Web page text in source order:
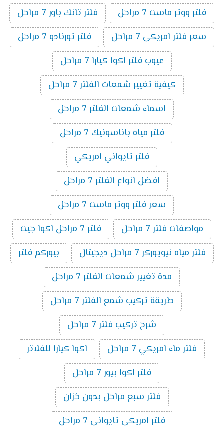
فلتر ووتر ماست 7 مراحل
فلتر تانك باور 7 مراحل
سعر فلتر امريكى 7 مراحل
فلتر تورنادو 7 مراحل
عيوب فلتر اكوا كيارا 7 مراحل
كيفية تغيير شمعات الفلتر 7 مراحل
اسماء شمعات الفلتر 7 مراحل
فلتر مياه باناسونيك 7 مراحل
فلتر تايواني امريكي
افضل انواع الفلتر 7 مراحل
سعر فلتر ووتر ماست 7 مراحل
مواصفات فلتر 7 مراحل
فلتر 7 مراحل اكوا جيت
فلتر مياه نيويوركر 7 مراحل ديجيتال
بيوركم فلتر
مدة تغيير شمعات الفلتر 7 مراحل
طريقة تركيب شمع الفلتر 7 مراحل
شرح تركيب فلتر 7 مراحل
فلتر ماء امريكي 7 مراحل
اكوا كيارا للفلاتر
فلتر اكوا بيور 7 مراحل
فلتر سبع مراحل بدون خزان
فلتر امريكى تايوانى 7 مراحل